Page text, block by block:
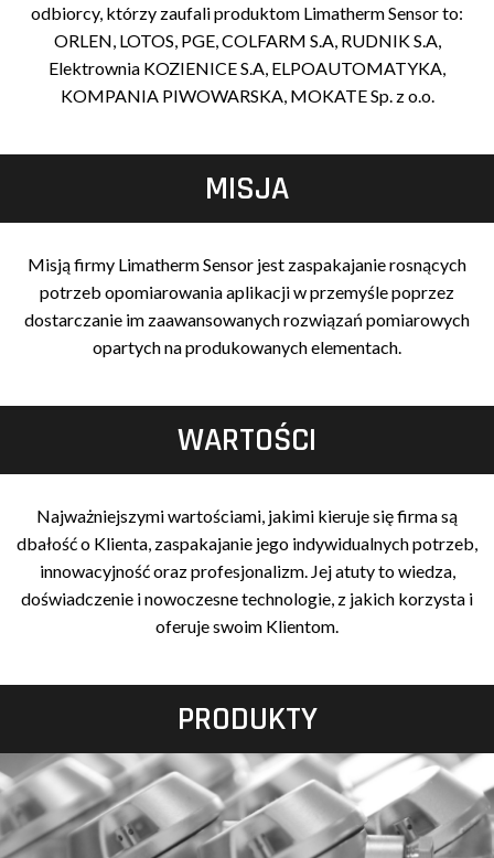
odbiorcy, którzy zaufali produktom Limatherm Sensor to:
ORLEN, LOTOS, PGE, COLFARM S.A, RUDNIK S.A,
Elektrownia KOZIENICE S.A, ELPOAUTOMATYKA,
KOMPANIA PIWOWARSKA, MOKATE Sp. z o.o.
MISJA
Misją firmy Limatherm Sensor jest zaspakajanie rosnących
potrzeb opomiarowania aplikacji w przemyśle poprzez
dostarczanie im zaawansowanych rozwiązań pomiarowych
opartych na produkowanych elementach.
WARTOŚCI
Najważniejszymi wartościami, jakimi kieruje się firma są
dbałość o Klienta, zaspakajanie jego indywidualnych potrzeb,
innowacyjność oraz profesjonalizm. Jej atuty to wiedza,
doświadczenie i nowoczesne technologie, z jakich korzysta i
oferuje swoim Klientom.
PRODUKTY